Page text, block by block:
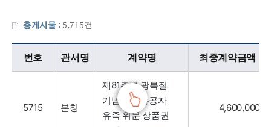
총게시물 : 5,715건
대금지급현황 표
번호 관서명 계약명 최종계약금액
5715 본청
제81주년 광복절
기념 독립유공자
유족 위문 상품권
4,600,000